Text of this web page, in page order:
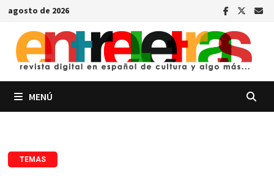
Saltar
contenido
agosto de 2026
MENÚ
TEMAS